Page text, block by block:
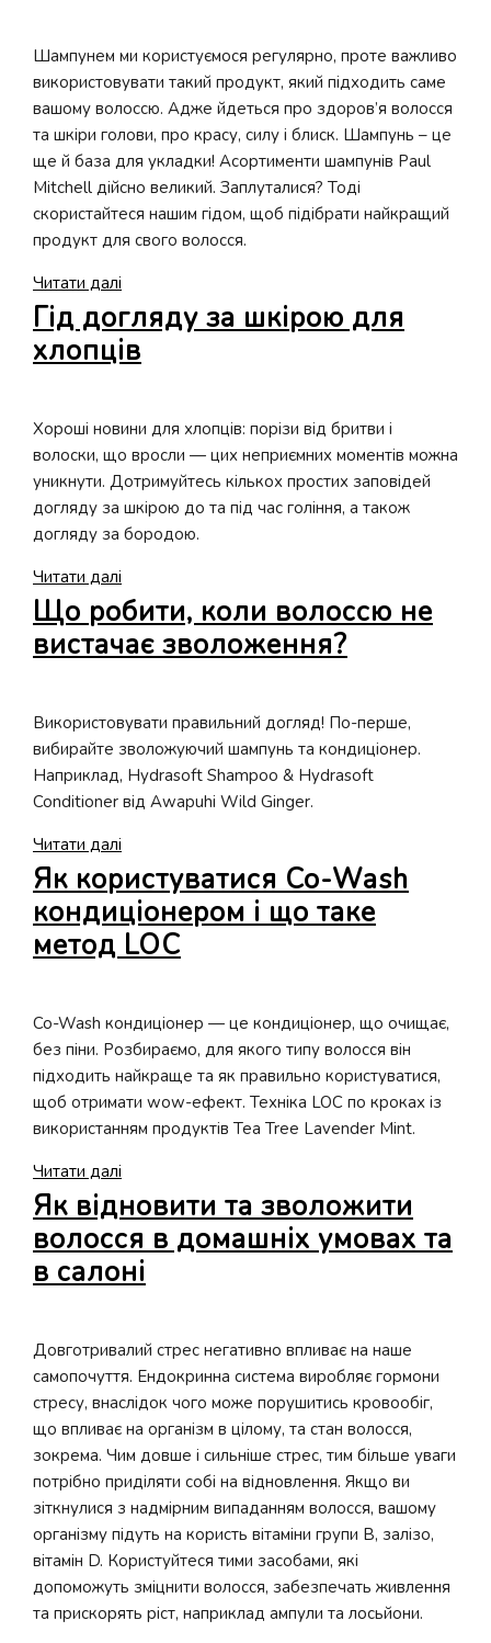
красу
та
здоров’я
локонів
у
спеку
Шампунем ми користуємося регулярно, проте важливо
використовувати такий продукт, який підходить саме
вашому волоссю. Адже йдеться про здоров’я волосся
та шкіри голови, про красу, силу і блиск. Шампунь – це
ще й база для укладки! Асортименти шампунів Paul
Mitchell дійсно великий. Заплуталися? Тоді
скористайтеся нашим гідом, щоб підібрати найкращий
продукт для свого волосся.
Читати далі
порада:
підбираємо
догляд
волосся
Гід догляду за шкірою для
хлопців
Хороші новини для хлопців: порізи від бритви і
волоски, що вросли — цих неприємних моментів можна
уникнути. Дотримуйтесь кількох простих заповідей
догляду за шкірою до та під час гоління, а також
догляду за бородою.
Читати далі
догляду
за
шкірою
Що робити, коли волоссю не
вистачає зволоження?
Використовувати правильний догляд! По-перше,
вибирайте зволожуючий шампунь та кондиціонер.
Наприклад, Hydrasoft Shampoo & Hydrasoft
Conditioner від Awapuhi Wild Ginger.
Читати далі
робити,
коли
волоссю
не
Як користуватися Co-Wash
кондиціонером і що таке
метод LOC
Co-Wash кондиціонер — це кондиціонер, що очищає,
без піни. Розбираємо, для якого типу волосся він
підходить найкраще та як правильно користуватися,
щоб отримати wow-ефект. Техніка LOC по кроках із
використанням продуктів Tea Tree Lavender Mint.
Читати далі
користуватися
Co-
Wash
кондиціонером
таке
метод
LOC
Як відновити та зволожити
волосся в домашніх умовах та
в салоні
Довготривалий стрес негативно впливає на наше
самопочуття. Ендокринна система виробляє гормони
стресу, внаслідок чого може порушитись кровообіг,
що впливає на організм в цілому, та стан волосся,
зокрема. Чим довше і сильніше стрес, тим більше уваги
потрібно приділяти собі на відновлення. Якщо ви
зіткнулися з надмірним випаданням волосся, вашому
організму підуть на користь вітаміни групи В, залізо,
вітамін D. Користуйтеся тими засобами, які
допоможуть зміцнити волосся, забезпечать живлення
та прискорять ріст, наприклад ампули та лосьйони.